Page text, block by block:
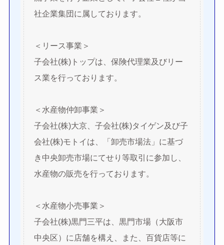
社企業集団に属しております。
＜リース事業＞
子会社(株)トップは、保険代理業及びリー
ス業を行っております。
＜水産物仲卸事業＞
子会社(株)大京、子会社(株)タイゲン及び子
会社(株)モトイは、「卸売市場法」に基づ
き中央卸売市場にてせり等取引に参加し、
水産物の販売を行っております。
＜水産物小売事業＞
子会社(株)黒門三平は、黒門市場（大阪市
中央区）に店舗を構え、また、百貨店等に